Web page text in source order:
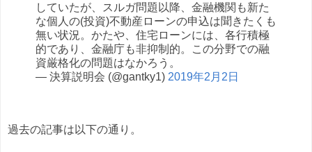
していたが、スルガ問題以降、金融機関も新た
な個人の(投資)不動産ローンの申込は聞きたくも
無い状況。かたや、住宅ローンには、各行積極
的であり、金融庁も非抑制的。この分野での融
資厳格化の問題はなかろう。
— 決算説明会 (@gantky1) 2019年2月2日
過去の記事は以下の通り。